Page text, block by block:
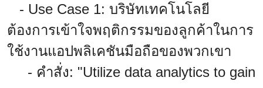
- Use Case 1: บริษัทเทคโนโลยี
ต้องการเข้าใจพฤติกรรมของลูกค้าในการ
ใช้งานแอปพลิเคชันมือถือของพวกเขา
- คำสั่ง: "Utilize data analytics to gain